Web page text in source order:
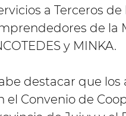
a Terceros
de la
y MINKA.
destacar que
el Convenio de